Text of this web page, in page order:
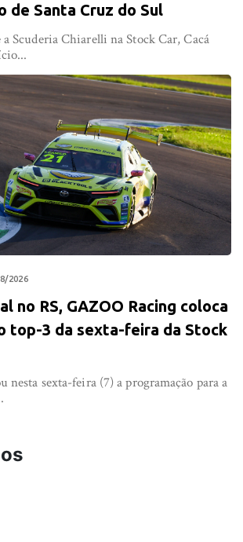
de Santa Cruz do Sul
Scuderia Chiarelli na Stock Car, Cacá
2026
no RS, GAZOO Racing coloca
top-3 da sexta-feira da Stock
nesta sexta-feira (7) a programação para a